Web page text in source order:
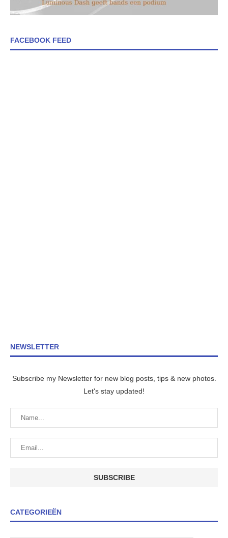
FACEBOOK FEED
NEWSLETTER
Subscribe my Newsletter for new blog posts, tips & new photos.
Let's stay updated!
CATEGORIEËN